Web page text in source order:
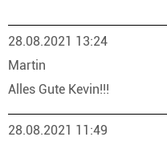
28.08.2021 13:24
Martin
Alles Gute Kevin!!!
28.08.2021 11:49